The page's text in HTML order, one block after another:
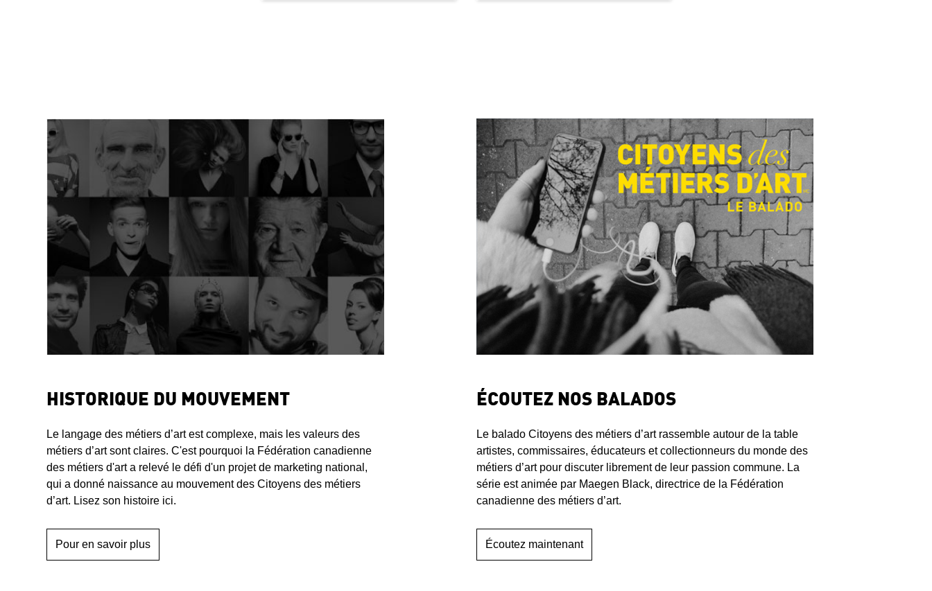
HISTORIQUE DU MOUVEMENT
Le langage des métiers d’art est complexe, mais les valeurs des
métiers d’art sont claires. C'est pourquoi la Fédération canadienne
des métiers d'art a relevé le défi d'un projet de marketing national,
qui a donné naissance au mouvement des Citoyens des métiers
d’art. Lisez son histoire ici.
Pour en savoir plus
ÉCOUTEZ NOS BALADOS
Le balado Citoyens des métiers d’art rassemble autour de la table
artistes, commissaires, éducateurs et collectionneurs du monde des
métiers d’art pour discuter librement de leur passion commune. La
série est animée par Maegen Black, directrice de la Fédération
canadienne des métiers d’art.
Écoutez maintenant